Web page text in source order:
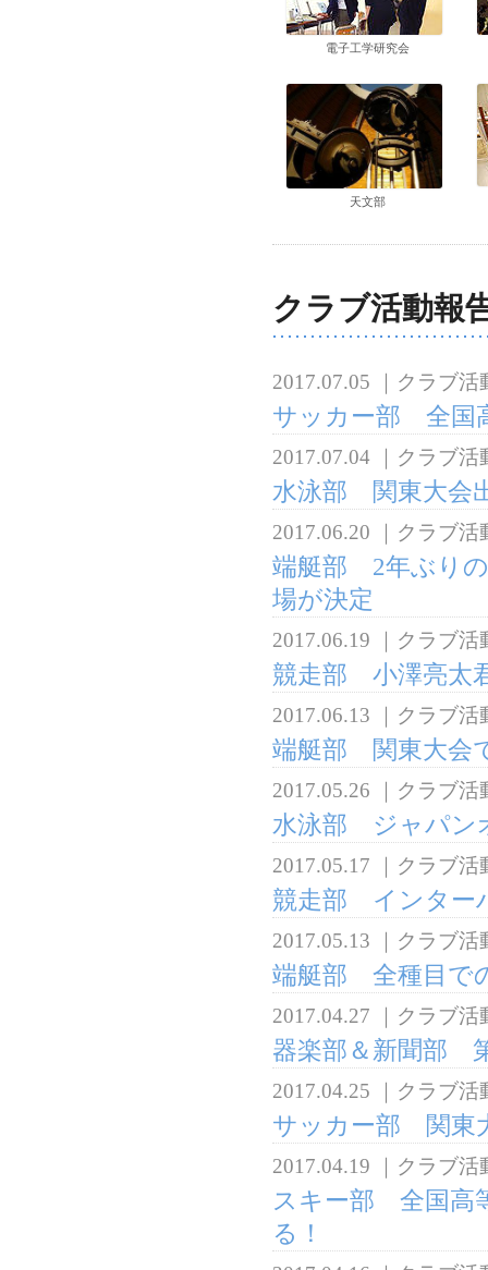
電子工学研究会
天文部
クラブ活動報
2017.07.05 クラブ活
サッカー部 全国
2017.07.04 クラブ活
水泳部 関東大会
2017.06.20 クラブ活
端艇部 2年ぶりの
場が決定
2017.06.19 クラブ活
競走部 小澤亮太
2017.06.13 クラブ活
端艇部 関東大会
2017.05.26 クラブ活
水泳部 ジャパン
2017.05.17 クラブ活
競走部 インター
2017.05.13 クラブ活
端艇部 全種目で
2017.04.27 クラブ活
器楽部＆新聞部
2017.04.25 クラブ活
サッカー部 関東
2017.04.19 クラブ活
スキー部 全国高
る！